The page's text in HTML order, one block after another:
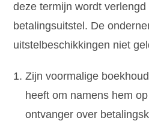
deze termijn wordt
betalingsuitstel. De
uitstelbeschikkingen niet
Zijn voormalige
heeft om namens hem
ontvanger over